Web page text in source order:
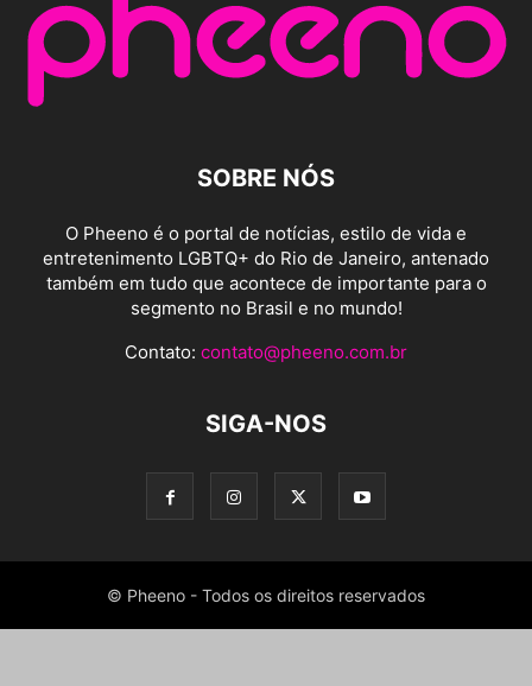
SOBRE NÓS
O Pheeno é o portal de notícias, estilo de vida e
entretenimento LGBTQ+ do Rio de Janeiro, antenado
também em tudo que acontece de importante para o
segmento no Brasil e no mundo!
Contato: contato@pheeno.com.br
SIGA-NOS
© Pheeno - Todos os direitos reservados